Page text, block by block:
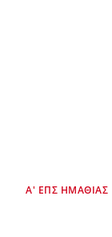
Α' ΕΠΣ ΗΜΑΘΊΑΣ